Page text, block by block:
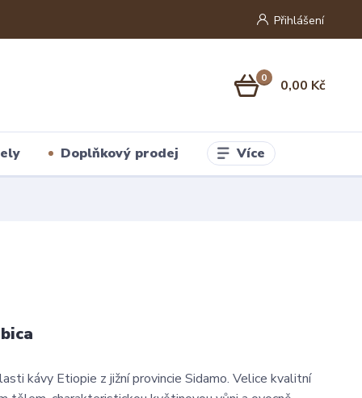
Přihlášení
0 0,00 Kč
Doplňkový prodej Více
kávy Etiopie z jižní provincie Sidamo. Velice kvalitní